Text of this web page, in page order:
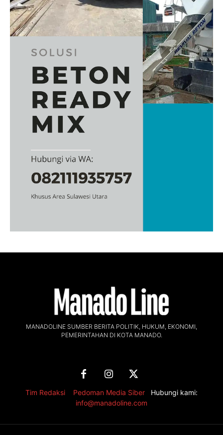
MANADOLINE SUMBER BERITA POLITIK, HUKUM, EKONOMI,
PEMERINTAHAN DI KOTA MANADO.
Tim Redaksi Pedoman Media Siber
Hubungi kami:
info@manadoline.com